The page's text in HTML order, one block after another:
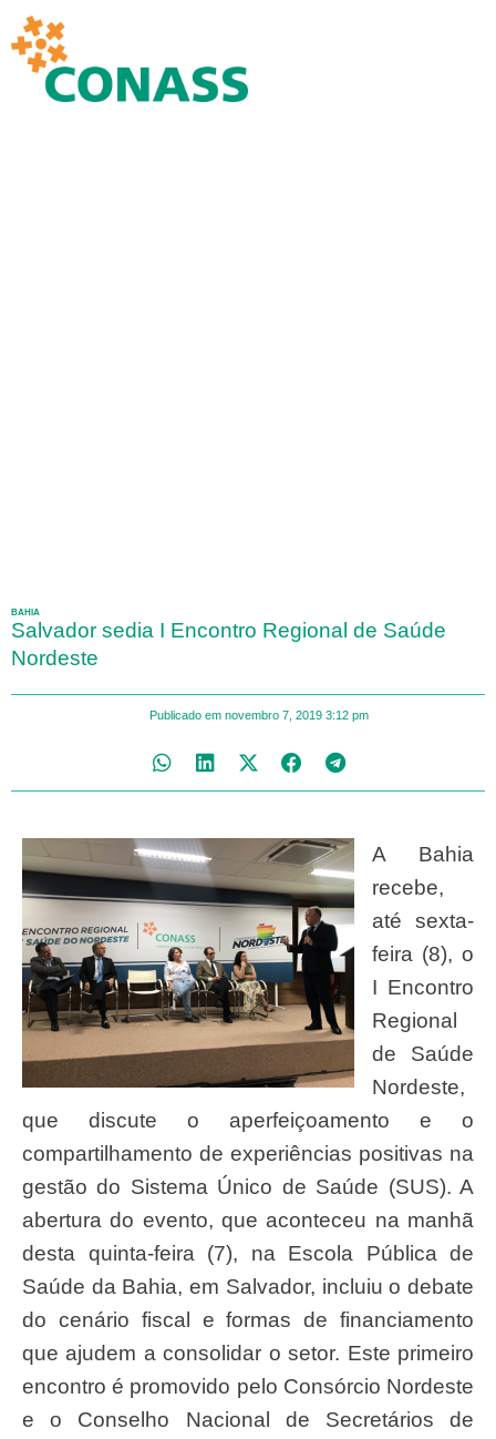
BAHIA
Salvador sedia I Encontro Regional de Saúde
Nordeste
Publicado em novembro 7, 2019 3:12 pm
A Bahia
recebe,
até sexta-
feira (8), o
I Encontro
Regional
de Saúde
Nordeste,
que discute o aperfeiçoamento e o
compartilhamento de experiências positivas na
gestão do Sistema Único de Saúde (SUS). A
abertura do evento, que aconteceu na manhã
desta quinta-feira (7), na Escola Pública de
Saúde da Bahia, em Salvador, incluiu o debate
do cenário fiscal e formas de financiamento
que ajudem a consolidar o setor. Este primeiro
encontro é promovido pelo Consórcio Nordeste
e o Conselho Nacional de Secretários de